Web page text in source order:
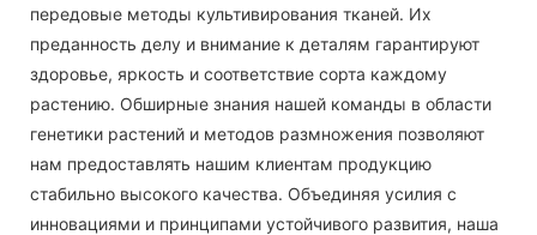
передовые методы культивирования тканей. Их
преданность делу и внимание к деталям гарантируют
здоровье, яркость и соответствие сорта каждому
растению. Обширные знания нашей команды в области
генетики растений и методов размножения позволяют
нам предоставлять нашим клиентам продукцию
стабильно высокого качества. Объединяя усилия с
инновациями и принципами устойчивого развития, наша